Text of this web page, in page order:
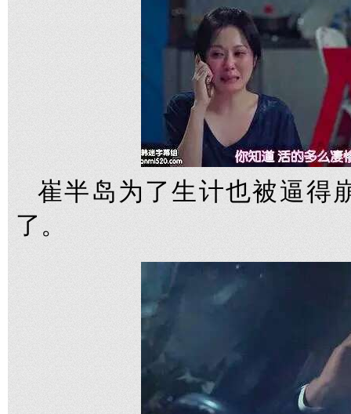
崔半岛为了生计也被逼得
了。